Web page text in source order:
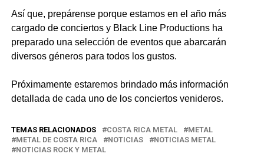
Así que, prepárense porque estamos en el año más
cargado de conciertos y Black Line Productions ha
preparado una selección de eventos que abarcarán
diversos géneros para todos los gustos.
Próximamente estaremos brindado más información
detallada de cada uno de los conciertos venideros.
TEMAS RELACIONADOS COSTA RICA METAL
METAL
METAL DE COSTA RICA
NOTICIAS
NOTICIAS METAL
NOTICIAS ROCK Y METAL